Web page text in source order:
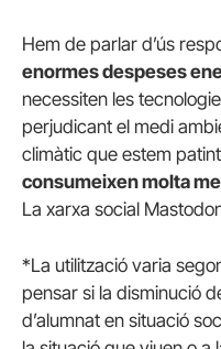
Hem de parlar d’ús
enormes despeses
necessiten les
perjudicant el medi
climàtic que estem
consumeixen molta
La xarxa social
*La utilització varia
pensar si la disminució
d’alumnat en situació